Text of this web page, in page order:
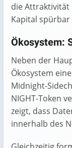
die Attraktivität
Kapital
Ökosystem:
Neben der
Ökosystem
Midnight-
NIGHT-Token
zeigt, dass
innerhalb des